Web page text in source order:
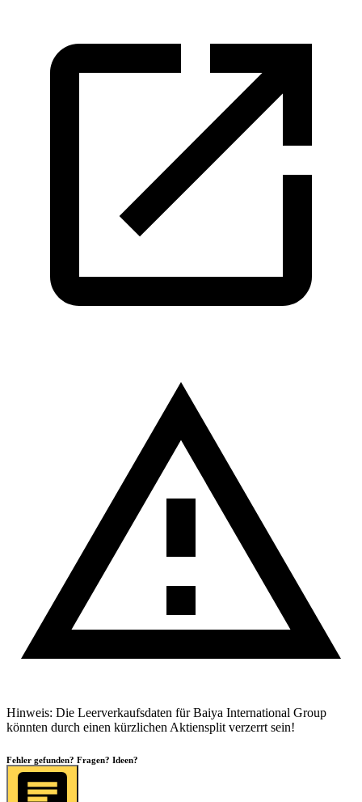
Hinweis: Die Leerverkaufsdaten fürBaiya International Group
könnten durch einen kürzlichen Aktiensplit verzerrt sein!
Fehler gefunden? Fragen? Ideen?